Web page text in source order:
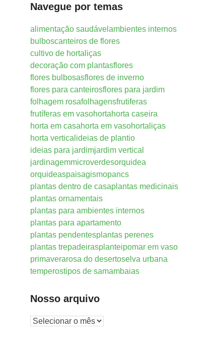
Navegue por temas
alimentação saudável ambientes internos
bulboscanteiros de flores
cultivo de hortaliças
decoração com plantasflores
flores bulbosasflores de inverno
flores para canteirosflores para jardim
folhagem rosafolhagensfrutiferas
frutíferas em vasohortahorta caseira
horta em casahorta em vasohortaliças
horta vertical ideias de plantio
ideias para jardimjardim vertical
jardinagemmicroverdesorquidea
orquideaspaisagismopancs
plantas dentro de casaplantas medicinais
plantas ornamentais
plantas para ambientes internos
plantas para apartamento
plantas pendentesplantas perenes
plantas trepadeirasplanteipomar em vaso
primaverarosa do desertoselva urbana
temperostipos de samambaias
Nosso arquivo
Nosso